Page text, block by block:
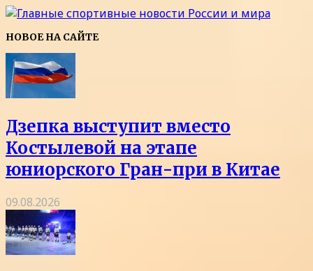
НОВОЕ НА САЙТЕ
Дзепка выступит вместо
Костылевой на этапе
юниорского Гран-при в Китае
09.08.2026